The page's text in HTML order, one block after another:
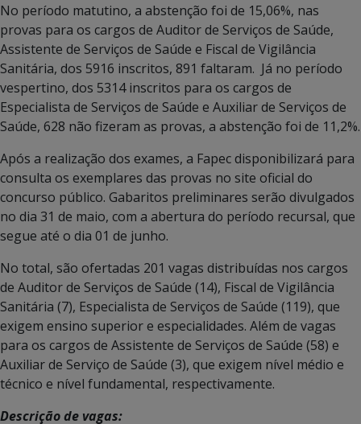
No período matutino, a abstenção foi de 15,06%, nas
provas para os cargos de Auditor de Serviços de Saúde,
Assistente de Serviços de Saúde e Fiscal de Vigilância
Sanitária, dos 5916 inscritos, 891 faltaram. Já no período
vespertino, dos 5314 inscritos para os cargos de
Especialista de Serviços de Saúde e Auxiliar de Serviços de
Saúde, 628 não fizeram as provas, a abstenção foi de 11,2%.
Após a realização dos exames, a Fapec disponibilizará para
consulta os exemplares das provas no site oficial do
concurso público. Gabaritos preliminares serão divulgados
no dia 31 de maio, com a abertura do período recursal, que
segue até o dia 01 de junho.
No total, são ofertadas 201 vagas distribuídas nos cargos
de Auditor de Serviços de Saúde (14), Fiscal de Vigilância
Sanitária (7), Especialista de Serviços de Saúde (119), que
exigem ensino superior e especialidades. Além de vagas
para os cargos de Assistente de Serviços de Saúde (58) e
Auxiliar de Serviço de Saúde (3), que exigem nível médio e
técnico e nível fundamental, respectivamente.
Descrição de vagas: